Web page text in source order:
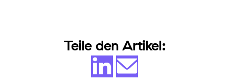
Teile den Artikel: